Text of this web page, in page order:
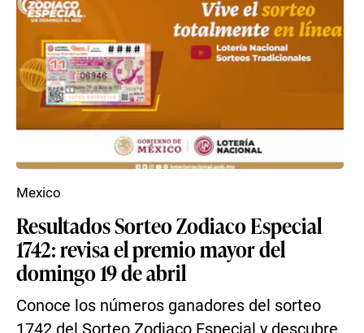
Resultados Sorteo Zodiaco Especial
1742: revisa el premio mayor del
domingo 19 de abril
Conoce los números ganadores del sorteo
Mexico